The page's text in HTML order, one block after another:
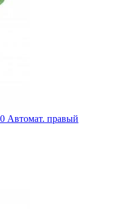
Автомат. правый